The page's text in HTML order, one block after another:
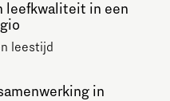
leefkwaliteit in een
leestijd
in